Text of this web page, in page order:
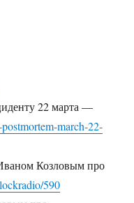
22 марта —
march-22-
Козловым про
590